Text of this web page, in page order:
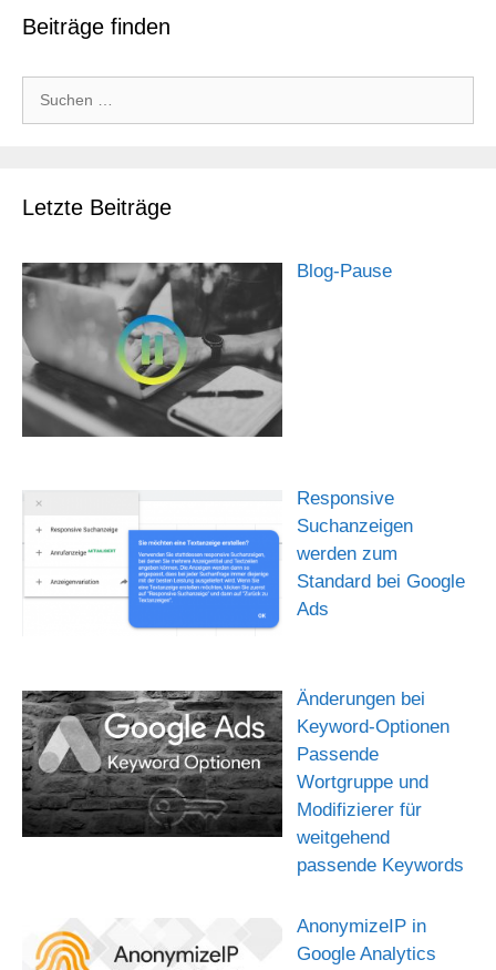
Beiträge finden
Letzte Beiträge
Blog-Pause
Responsive
Suchanzeigen
werden zum
Standard bei Google
Ads
Änderungen bei
Keyword-Optionen
Passende
Wortgruppe und
Modifizierer für
weitgehend
passende Keywords
AnonymizeIP in
Google Analytics